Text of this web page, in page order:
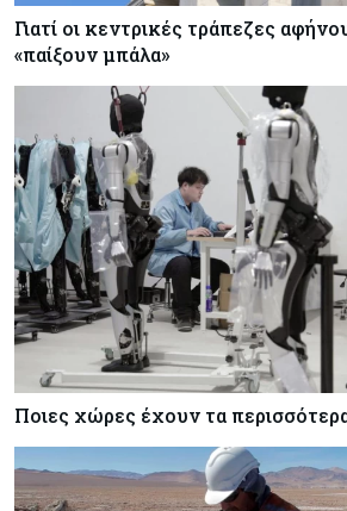
Γιατί οι κεντρικές τράπεζες
«παίξουν μπάλα»
Ποιες χώρες έχουν τα